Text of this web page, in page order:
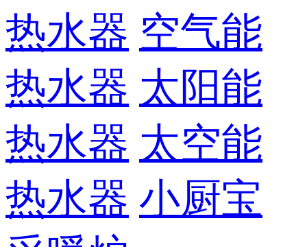
热水器 空气能
热水器 太阳能
热水器 太空能
热水器 小厨宝